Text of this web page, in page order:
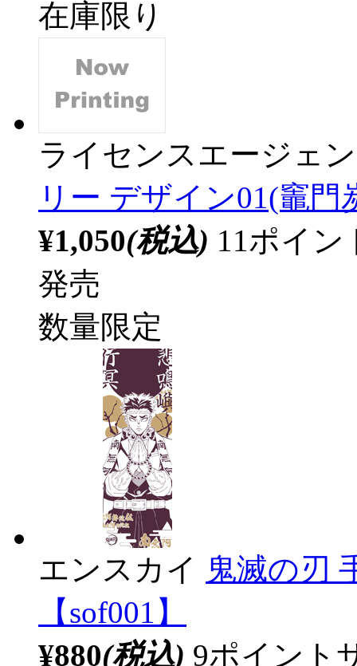
在庫限り
ライセンスエージェ
リー デザイン01(竈門
¥1,050(税込) 11ポイ
発売
数量限定
エンスカイ 鬼滅の刃
【sof001】
¥880(税込) 9ポイント